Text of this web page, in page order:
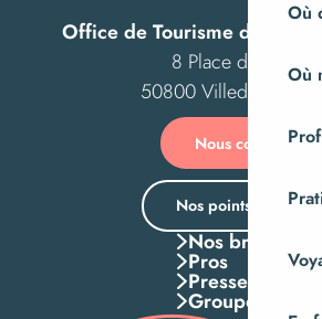
Où
Où
Office de Tourisme de
8 Place des Costils
50800 Villedieu-les-
Nous contacter
Nos points d’accueil
Nos brochures
Pros
Presse
Groupes